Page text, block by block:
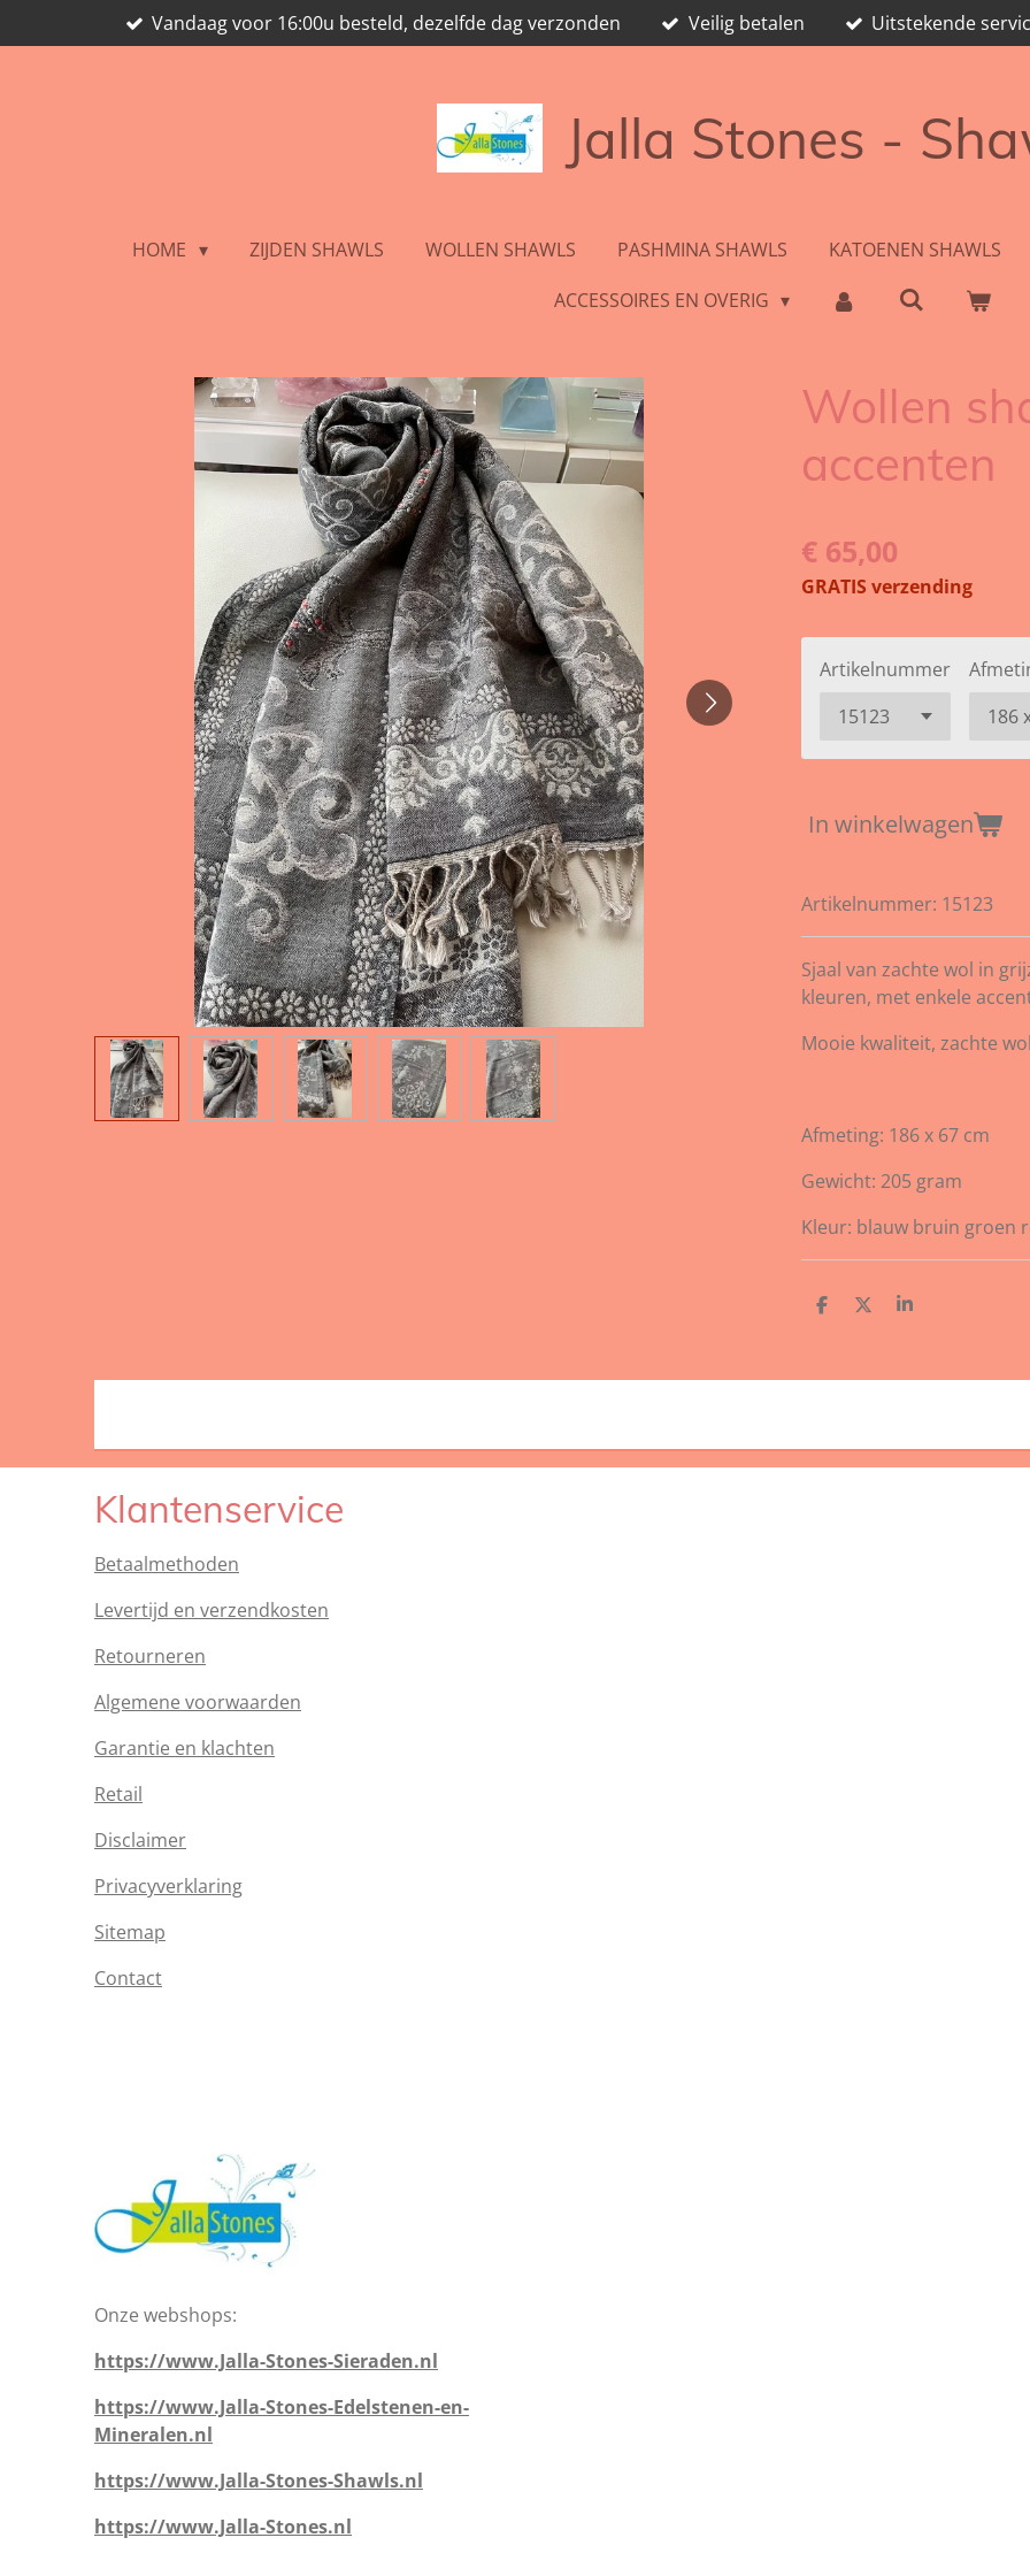
direct
Vandaag voor 16:00u besteld, dezelfde dag verzonden Veilig betalen Uitstekende
Jalla Stones -
HOME ZIJDEN SHAWLS WOLLEN SHAWLS PASHMINA SHAWLS KATOENEN SHAWLS
ACCESSOIRES EN OVERIG
Wollen
accenten
€ 65,00
GRATIS verzending
Artikelnummer
In winkelwagen
Artikelnummer: 15123
Sjaal van zachte wol in
kleuren, met enkele
Mooie kwaliteit, zachte wol
Afmeting: 186 x 67 cm
Gewicht: 205 gram
Kleur: blauw bruin groen
D
n
D
S
e
Klantenservice
Betaalmethoden
Levertijd en verzendkosten
Retourneren
Algemene voorwaarden
Garantie en klachten
Retail
Disclaimer
Privacyverklaring
Sitemap
Contact
Onze webshops:
https://www.Jalla-Stones-Sieraden.nl
https://www.Jalla-Stones-Edelstenen-en-
Mineralen.nl
https://www.Jalla-Stones-Shawls.nl
https://www.Jalla-Stones.nl